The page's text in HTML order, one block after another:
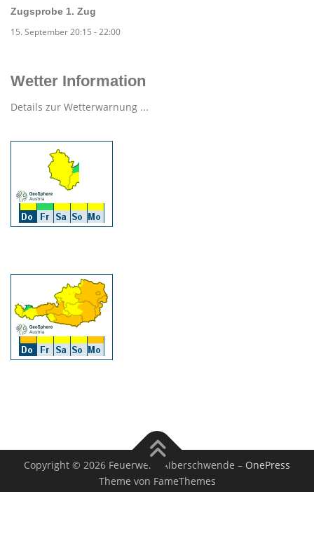
Zugsprobe 1. Zug
15. September 20:15 -22:00
Wetter Information
Details zur Wetterwarnung ...
Copyright © 2026 Feuerwehr Alberschwende – OnePress
Theme von FameThemes